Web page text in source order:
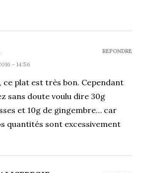
- 14:56
ce plat est très bon. Cependant
sans doute voulu dire 30g
et 10g de gingembre… car
quantités sont excessivement
REPONDRE